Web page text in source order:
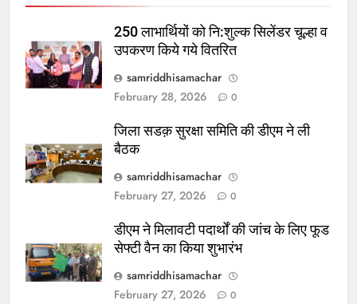
250 लाभार्थियों को नि:शुल्क सिलेंडर चूल्हा व
उपकरण किये गये वितरित
samriddhisamachar
February 28, 2026
0
जिला सडक़ सुरक्षा समिति की डीएम ने ली
बैठक
samriddhisamachar
February 27, 2026
0
डीएम ने मिलावटी पदार्थों की जांच के लिए फूड
सेफ्टी वैन का किया शुभारंभ
samriddhisamachar
February 27, 2026
0